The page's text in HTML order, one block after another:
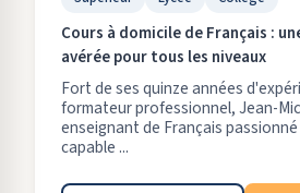
Cours à domicile de Français :
avérée pour tous les niveaux
Fort de ses quinze années
formateur professionnel, Jean-
enseignant de Français
capable ...